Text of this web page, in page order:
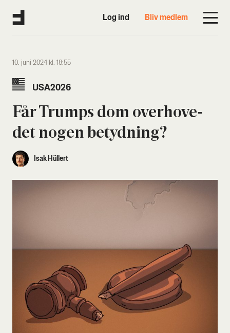
Log ind Bliv medlem
10. juni 2024 kl. 18:55
USA2026
Får Trumps dom over­ho­ve­
det nogen betyd­ning?
Isak Hüllert